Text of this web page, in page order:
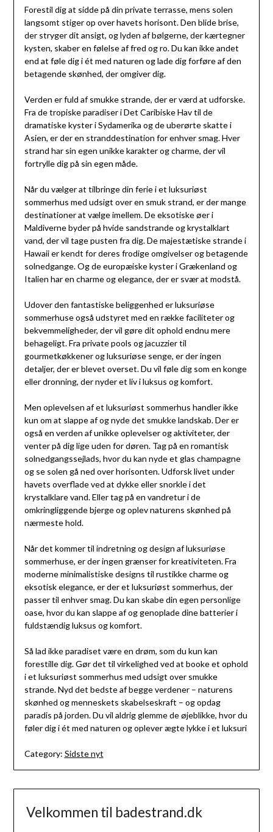
Forestil dig at sidde på din private terrasse, mens solen
langsomt stiger op over havets horisont. Den blide brise,
der stryger dit ansigt, og lyden af bølgerne, der kærtegner
kysten, skaber en følelse af fred og ro. Du kan ikke andet
end at føle dig i ét med naturen og lade dig forføre af den
betagende skønhed, der omgiver dig.
Verden er fuld af smukke strande, der er værd at udforske.
Fra de tropiske paradiser i Det Caribiske Hav til de
dramatiske kyster i Sydamerika og de uberørte skatte i
Asien, er der en stranddestination for enhver smag. Hver
strand har sin egen unikke karakter og charme, der vil
fortrylle dig på sin egen måde.
Når du vælger at tilbringe din ferie i et luksuriøst
sommerhus med udsigt over en smuk strand, er der mange
destinationer at vælge imellem. De eksotiske øer i
Maldiverne byder på hvide sandstrande og krystalklart
vand, der vil tage pusten fra dig. De majestætiske strande i
Hawaii er kendt for deres frodige omgivelser og betagende
solnedgange. Og de europæiske kyster i Grækenland og
Italien har en charme og elegance, der er svær at modstå.
Udover den fantastiske beliggenhed er luksuriøse
sommerhuse også udstyret med en række faciliteter og
bekvemmeligheder, der vil gøre dit ophold endnu mere
behageligt. Fra private pools og jacuzzier til
gourmetkøkkener og luksuriøse senge, er der ingen
detaljer, der er blevet overset. Du vil føle dig som en konge
eller dronning, der nyder et liv i luksus og komfort.
Men oplevelsen af et luksuriøst sommerhus handler ikke
kun om at slappe af og nyde det smukke landskab. Der er
også en verden af unikke oplevelser og aktiviteter, der
venter på dig lige uden for døren. Tag på en romantisk
solnedgangssejlads, hvor du kan nyde et glas champagne
og se solen gå ned over horisonten. Udforsk livet under
havets overflade ved at dykke eller snorkle i det
krystalklare vand. Eller tag på en vandretur i de
omkringliggende bjerge og oplev naturens skønhed på
nærmeste hold.
Når det kommer til indretning og design af luksuriøse
sommerhuse, er der ingen grænser for kreativiteten. Fra
moderne minimalistiske designs til rustikke charme og
eksotisk elegance, er der et luksuriøst sommerhus, der
passer til enhver smag. Du kan skabe din egen personlige
oase, hvor du kan slappe af og genoplade dine batterier i
fuldstændig luksus og komfort.
Så lad ikke paradiset være en drøm, som du kun kan
forestille dig. Gør det til virkelighed ved at booke et ophold
i et luksuriøst sommerhus med udsigt over smukke
strande. Nyd det bedste af begge verdener – naturens
skønhed og menneskets skabelseskraft – og opdag
paradis på jorden. Du vil aldrig glemme de øjeblikke, hvor du
føler dig i ét med naturen og oplever ægte lykke i et luksuri
Category: Sidste nyt
Velkommen til badestrand.dk